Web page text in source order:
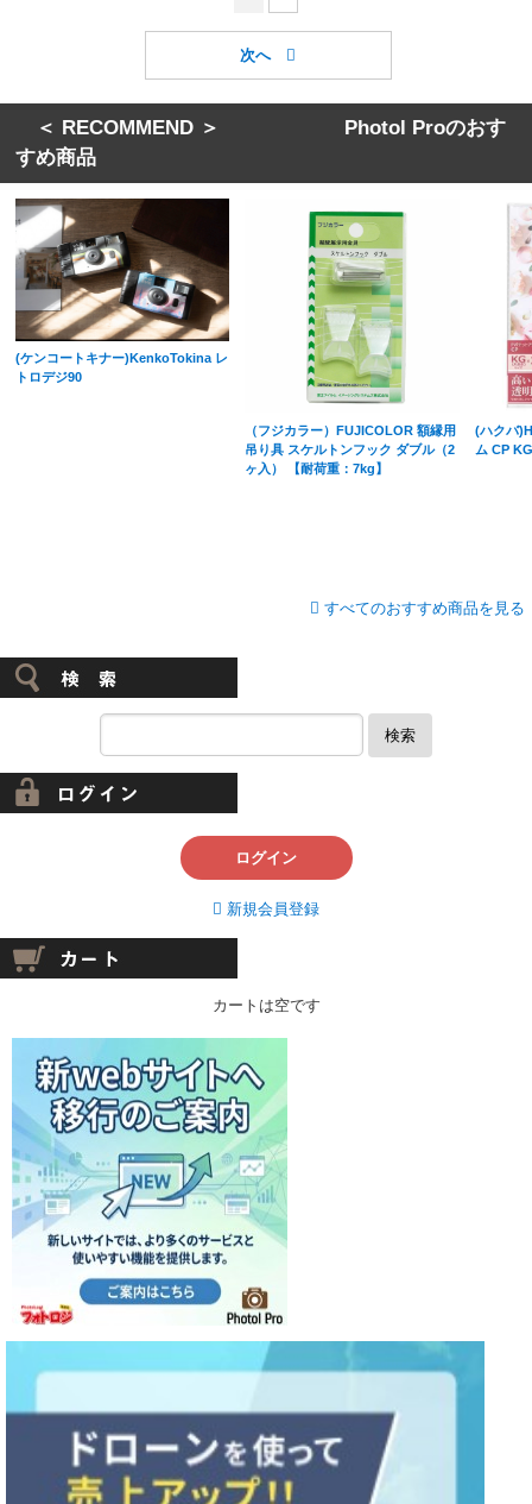
＜ RECOMMEND ＞ Photol Proのおす
すめ商品
(ケンコートキナー)KenkoTokina レ
トロデジ90
（フジカラー）FUJICOLOR 額縁用
吊り具 スケルトンフック ダブル（2
ヶ入） 【耐荷重：7kg】
(ハクバ
ム CP
すべてのおすすめ商品を見る
検索
ログイン
新規会員登録
カートは空です